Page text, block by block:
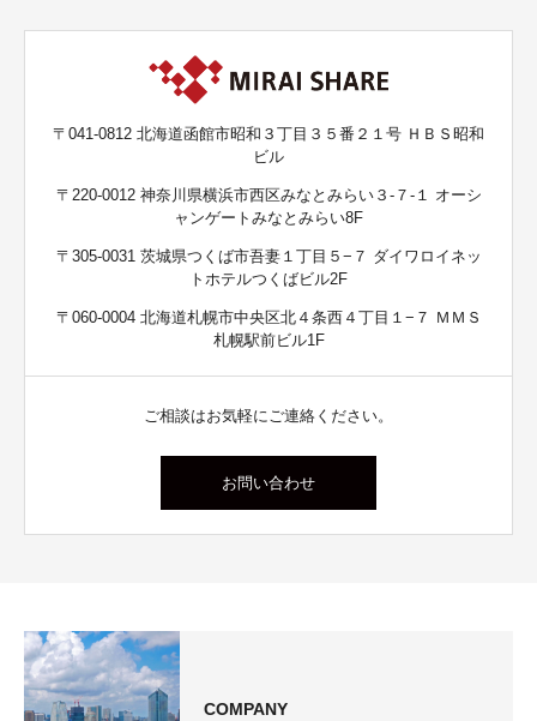
〒041-0812 北海道函館市昭和３丁目３５番２１号 ＨＢＳ昭和
ビル
〒220-0012 神奈川県横浜市西区みなとみらい３-７-１ オーシ
ャンゲートみなとみらい8F
〒305-0031 茨城県つくば市吾妻１丁目５−７ ダイワロイネッ
トホテルつくばビル2F
〒060-0004 北海道札幌市中央区北４条西４丁目１−７ ＭＭＳ
札幌駅前ビル1F
ご相談はお気軽にご連絡ください。
お問い合わせ
COMPANY